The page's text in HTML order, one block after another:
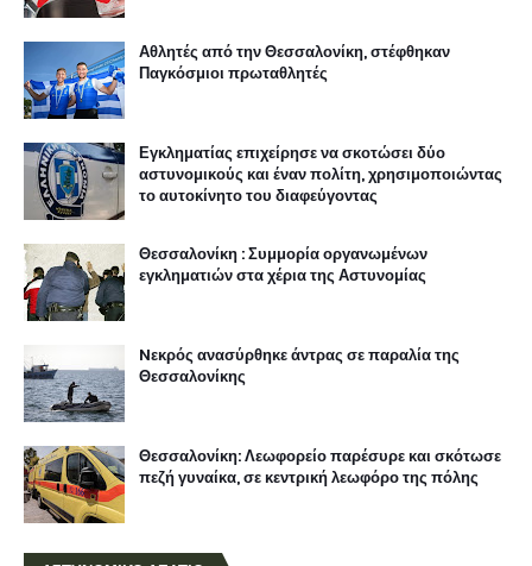
Αθλητές από την Θεσσαλονίκη, στέφθηκαν
Παγκόσμιοι πρωταθλητές
Εγκληματίας επιχείρησε να σκοτώσει δύο
αστυνομικούς και έναν πολίτη, χρησιμοποιώντας
το αυτοκίνητο του διαφεύγοντας
Θεσσαλονίκη : Συμμορία οργανωμένων
εγκληματιών στα χέρια της Αστυνομίας
Nεκρός ανασύρθηκε άντρας σε παραλία της
Θεσσαλονίκης
Θεσσαλονίκη: Λεωφορείο παρέσυρε και σκότωσε
πεζή γυναίκα, σε κεντρική λεωφόρο της πόλης